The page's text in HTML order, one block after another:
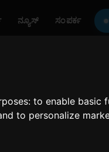
to enable basic
to personalize
ನ್ಯೂಸ್ ಸಂಪರ್ಕ